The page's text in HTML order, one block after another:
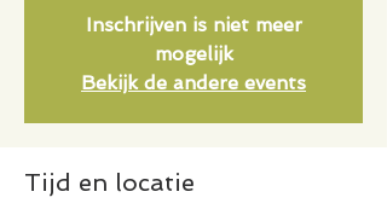
Inschrijven is niet meer
mogelijk
Bekijk de andere events
Tijd en locatie